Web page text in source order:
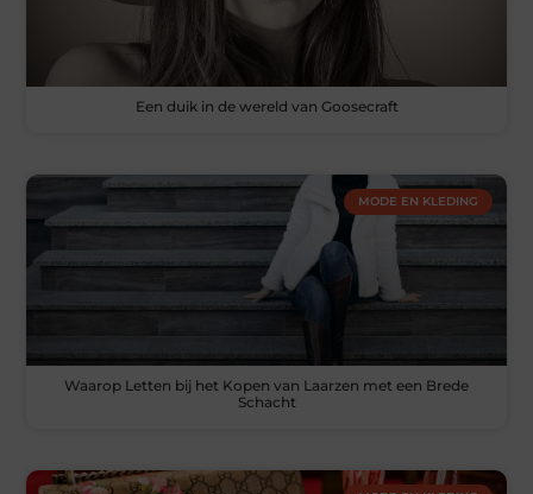
Een duik in de wereld van Goosecraft
MODE EN KLEDING
Waarop Letten bij het Kopen van Laarzen met een Brede
Schacht